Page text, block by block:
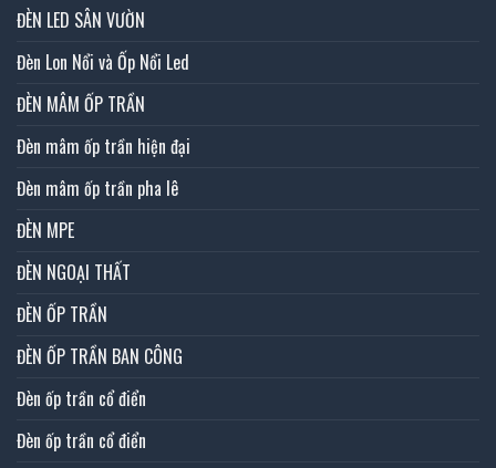
ĐÈN LED SÂN VƯỜN
Đèn Lon Nổi và Ốp Nổi Led
ĐÈN MÂM ỐP TRẦN
Đèn mâm ốp trần hiện đại
Đèn mâm ốp trần pha lê
ĐÈN MPE
ĐÈN NGOẠI THẤT
ĐÈN ỐP TRẦN
ĐÈN ỐP TRẦN BAN CÔNG
Đèn ốp trần cổ điển
Đèn ốp trần cổ điển